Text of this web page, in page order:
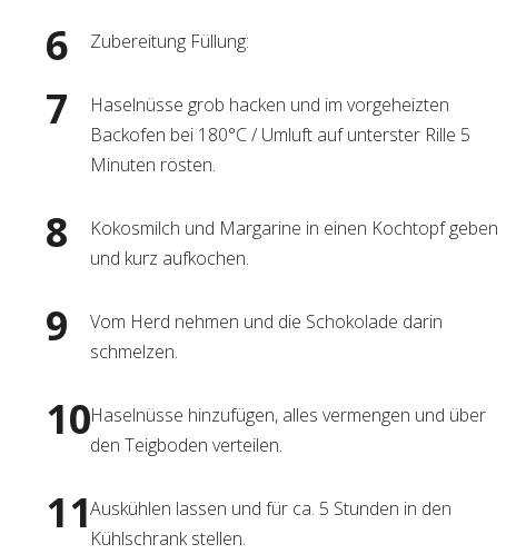
Zubereitung Füllung:
Haselnüsse grob hacken und im vorgeheizten
Backofen bei 180°C / Umluft auf unterster Rille 5
Minuten rösten.
Kokosmilch und Margarine in einen Kochtopf geben
und kurz aufkochen.
Vom Herd nehmen und die Schokolade darin
schmelzen.
Haselnüsse hinzufügen, alles vermengen und über
den Teigboden verteilen.
Auskühlen lassen und für ca. 5 Stunden in den
Kühlschrank stellen.